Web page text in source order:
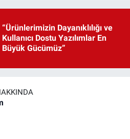
“Ürünlerimizin Dayanıklılığı ve
Kullanıcı Dostu Yazılımlar En
Büyük Gücümüz”